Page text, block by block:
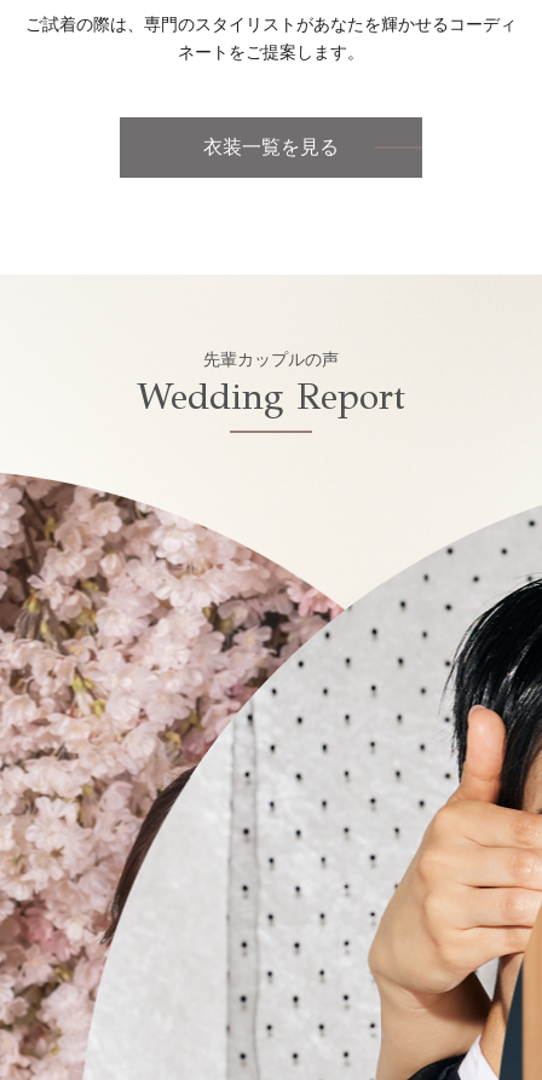
ご試着の際は、専門のスタイリストがあなたを輝かせるコーディ
ネートをご提案します。
衣装一覧を見る
先輩カップルの声
Wedding Report